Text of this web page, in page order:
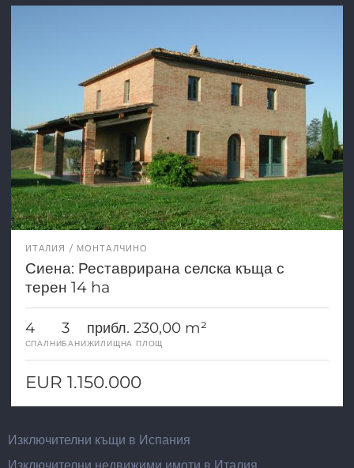
ИТАЛИЯ МОНТАЛЧИНО
Сиена: Реставрирана селска къща с
терен 14 ha
4
СПАЛНИ
3
БАНИ
прибл. 230,00 m²
ЖИЛИЩНА ПЛОЩ
EUR 1.150.000
Изключителни къщи в Испания